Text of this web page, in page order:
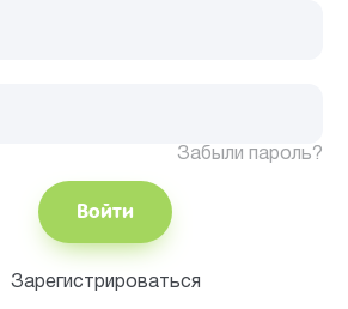
Забыли пароль?
Войти
Зарегистрироваться